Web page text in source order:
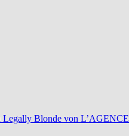
Legally Blonde von L’AGENCE